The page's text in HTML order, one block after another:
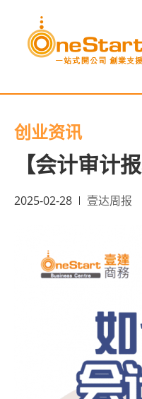
创业资讯
【会计审计
2025-02-28 壹达周报